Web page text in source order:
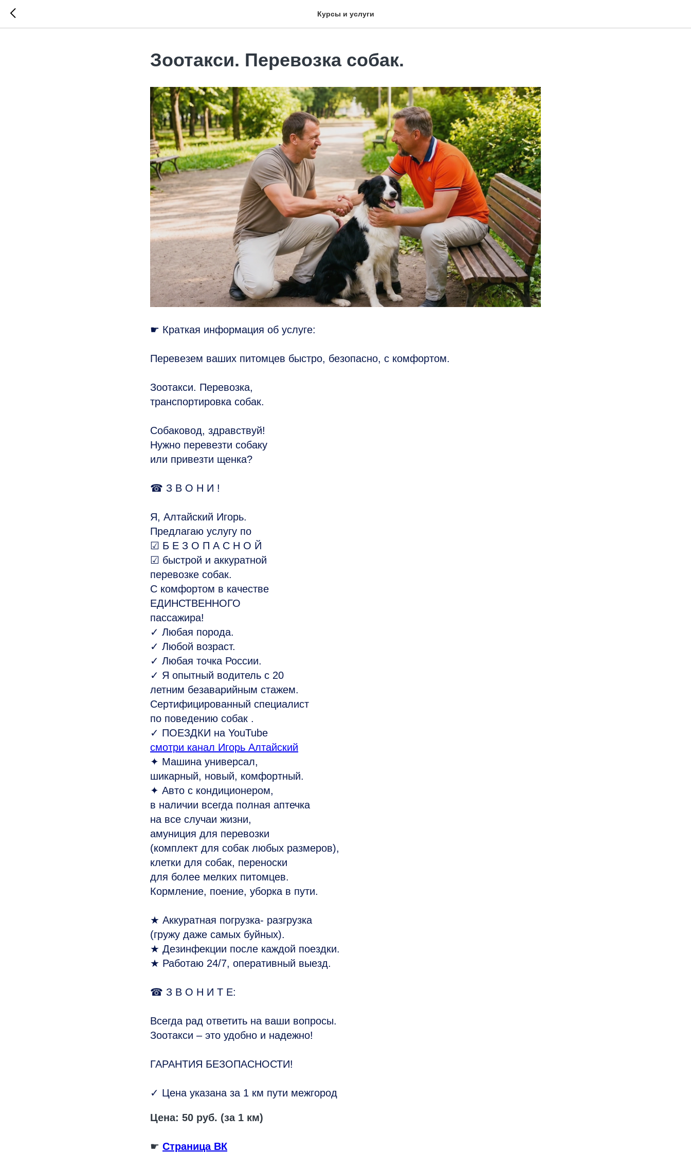
Курсы и услуги
Зоотакси. Перевозка собак.
☛ Краткая информация об услуге:
Перевезем ваших питомцев быстро, безопасно, с комфортом.
Зоотакси. Перевозка,
транспортировка собак.
Собаковод, здравствуй!
Нужно перевезти собаку
или привезти щенка?
☎ З В О Н И !
Я, Алтайский Игорь.
Предлагаю услугу по
☑ Б Е З О П А С Н О Й
☑ быстрой и аккуратной
перевозке собак.
С комфортом в качестве
ЕДИНСТВЕННОГО
пассажира!
✓ Любая порода.
✓ Любой возраст.
✓ Любая точка России.
✓ Я опытный водитель с 20
летним безаварийным стажем.
Сертифицированный специалист
по поведению собак .
✓ ПОЕЗДКИ на YouTube
смотри канал Игорь Алтайский
✦ Машина универсал,
шикарный, новый, комфортный.
✦ Авто с кондиционером,
в наличии всегда полная аптечка
на все случаи жизни,
амуниция для перевозки
(комплект для собак любых размеров),
клетки для собак, переноски
для более мелких питомцев.
Кормление, поение, уборка в пути.
★ Аккуратная погрузка- разгрузка
(гружу даже самых буйных).
★ Дезинфекции после каждой поездки.
★ Работаю 24/7, оперативный выезд.
☎ З В О Н И Т Е:
Всегда рад ответить на ваши вопросы.
Зоотакси – это удобно и надежно!
ГАРАНТИЯ БЕЗОПАСНОСТИ!
✓ Цена указана за 1 км пути межгород
Цена: 50 руб. (за 1 км)
☛ Страница ВК